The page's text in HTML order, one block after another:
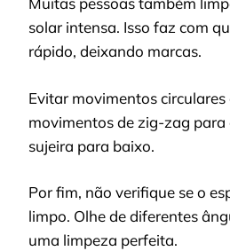
solar intensa. Isso faz com
rápido, deixando marcas.
Evitar movimentos circulares
movimentos de zig-zag
sujeira para baixo.
Por fim, não verifique se o
limpo. Olhe de diferentes
uma limpeza perfeita.